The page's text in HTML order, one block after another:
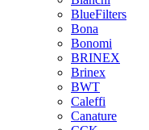
BlueFilters
Bona
Bonomi
BRINEX
Brinex
BWT
Caleffi
Canature